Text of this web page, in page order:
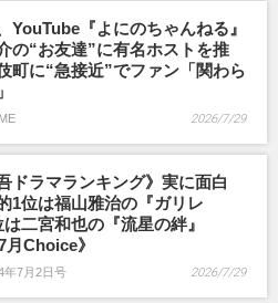
YouTube『よにのちゃんねる』
の“お友達”に有名ホストを推
町に“急接近”でファン「関わら
2026/7/29
ドラマランキング》実に面白
1位は福山雅治の『ガリレ
二宮和也の『流星の絆』
月Choice》
年7月2日号 2026/7/29